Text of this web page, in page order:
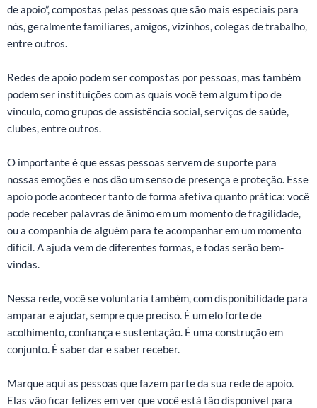
de apoio”, compostas pelas pessoas que são mais especiais para
nós, geralmente familiares, amigos, vizinhos, colegas de trabalho,
entre outros.
Redes de apoio podem ser compostas por pessoas, mas também
podem ser instituições com as quais você tem algum tipo de
vínculo, como grupos de assistência social, serviços de saúde,
clubes, entre outros.
O importante é que essas pessoas servem de suporte para
nossas emoções e nos dão um senso de presença e proteção. Esse
apoio pode acontecer tanto de forma afetiva quanto prática: você
pode receber palavras de ânimo em um momento de fragilidade,
ou a companhia de alguém para te acompanhar em um momento
difícil. A ajuda vem de diferentes formas, e todas serão bem-
vindas.
Nessa rede, você se voluntaria também, com disponibilidade para
amparar e ajudar, sempre que preciso. É um elo forte de
acolhimento, confiança e sustentação. É uma construção em
conjunto. É saber dar e saber receber.
Marque aqui as pessoas que fazem parte da sua rede de apoio.
Elas vão ficar felizes em ver que você está tão disponível para